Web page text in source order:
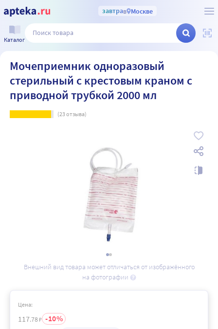
завтрав Москве
Каталог
Мочеприемник одноразовый
стерильный с крестовым краном с
приводной трубкой 2000 мл
(23отзыва)
Внешний вид товара может отличаться от изображённого
на фотографии
Цена:
117.78₽ 10